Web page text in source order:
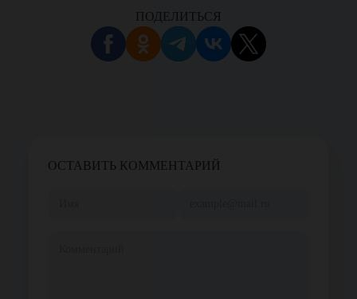
ПОДЕЛИТЬСЯ
ОСТАВИТЬ КОММЕНТАРИЙ